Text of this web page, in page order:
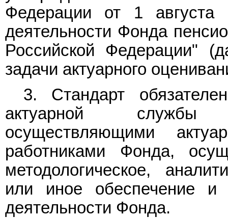
Федерации от 1
деятельности Фонда
Российской Федерации"
задачи актуарного
3. Стандарт
актуарной службы
осуществляющими
работниками Фонда,
методологическое,
или иное обеспечение и
деятельности Фонда.